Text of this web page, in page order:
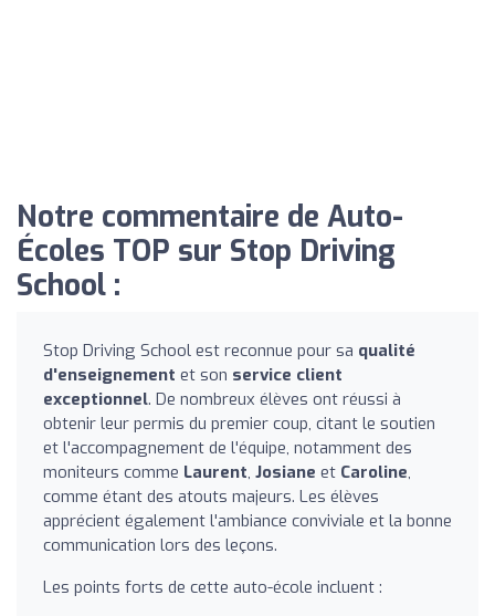
Notre commentaire de Auto-
Écoles TOP sur Stop Driving
School :
Stop Driving School est reconnue pour sa qualité
d'enseignement et son service client
exceptionnel. De nombreux élèves ont réussi à
obtenir leur permis du premier coup, citant le soutien
et l'accompagnement de l'équipe, notamment des
moniteurs comme Laurent, Josiane et Caroline,
comme étant des atouts majeurs. Les élèves
apprécient également l'ambiance conviviale et la bonne
communication lors des leçons.
Les points forts de cette auto-école incluent :